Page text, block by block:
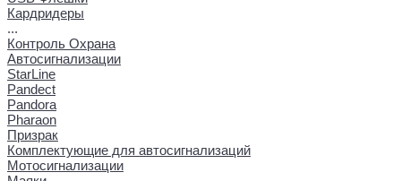
Кардридеры
...
Контроль Охрана
Автосигнализации
StarLine
Pandect
Pandora
Pharaon
Призрак
Комплектующие для автосигнализаций
Мотосигнализации